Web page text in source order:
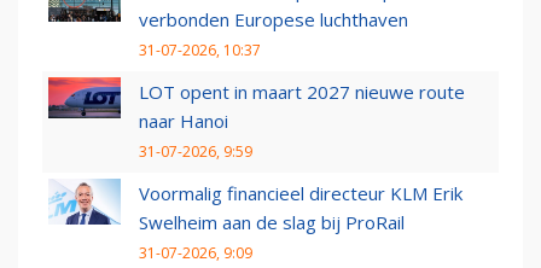
verbonden Europese luchthaven
31-07-2026, 10:37
LOT opent in maart 2027 nieuwe route
naar Hanoi
31-07-2026, 9:59
Voormalig financieel directeur KLM Erik
Swelheim aan de slag bij ProRail
31-07-2026, 9:09